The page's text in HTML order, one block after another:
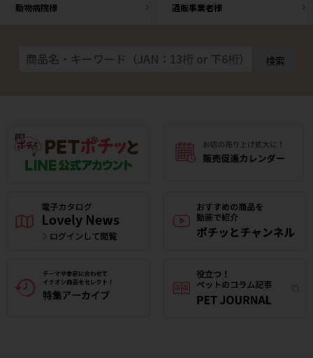
動物病院様 通販事業者様
検索